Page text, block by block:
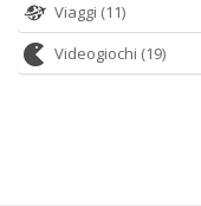
Viaggi (11)
Videogiochi (19)